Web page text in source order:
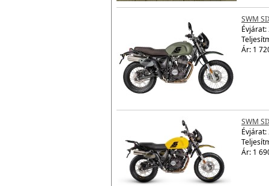
SWM
Évjárat:
Ár: 1
SWM
Évjárat:
Ár: 1